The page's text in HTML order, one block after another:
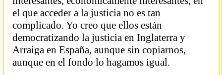
el que acceder a la justicia no es tan
complicado. Yo creo que ellos están
democratizando la justicia en Inglaterra y
Arraiga en España, aunque sin copiarnos,
aunque en el fondo lo hagamos igual.